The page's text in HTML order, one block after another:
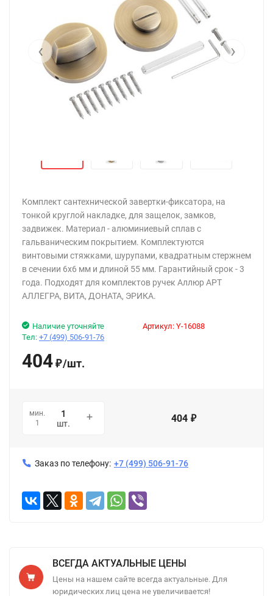
‹ ›
Комплект сантехнической завертки-фиксатора, на
тонкой круглой накладке, для защелок, замков,
задвижек. Материал - алюминиевый сплав с
гальваническим покрытием. Комплектуются
винтовыми стяжками, шурупами, квадратным стержнем
в сечении 6х6 мм и длиной 55 мм. Гарантийный срок - 3
года. Подходят для комплектов ручек Аллюр АРТ
АЛЛЕГРА, ВИТА, ДОНАТА, ЭРИКА.
Артикул: Y-16088
Наличие уточняйте
Тел: +7 (499) 506-91-76
404 ₽/шт.
мин.
1
шт. 404 ₽
Заказ по телефону: +7 (499) 506-91-76
ВСЕГДА АКТУАЛЬНЫЕ ЦЕНЫ
Цены на нашем сайте всегда актуальные. Для
юридических лиц цена не увеличивается!